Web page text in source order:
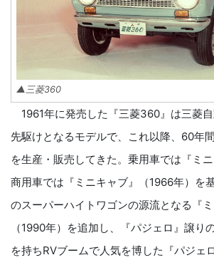
▲三菱360
1961年に発売した『三菱360』は三菱
先駆けとなるモデルで、これ以降、60年
を生産・販売してきた。乗用車では『ミニ
商用車では『ミニキャブ』（1966年）を
のスーパーハイトワゴンの源流となる『ミ
（1990年）を追加し、『パジェロ』譲り
を持ちRVブームで人気を博した『パジェ